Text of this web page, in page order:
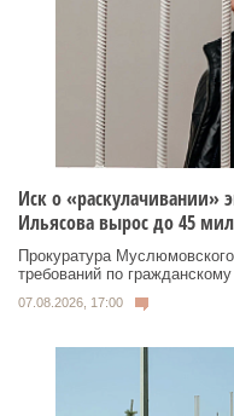
Иск о «раскулачивании»
Ильясова вырос до 45
Прокуратура
требований по
07.08.2026, 17:00